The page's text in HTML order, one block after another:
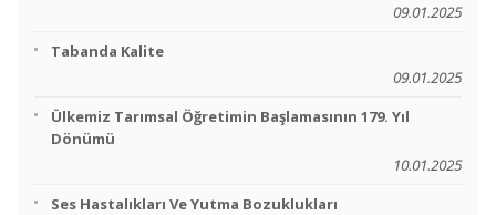
09.01.2025
Tabanda Kalite
09.01.2025
Ülkemiz Tarımsal Öğretimin Başlamasının 179. Yıl
Dönümü
10.01.2025
Ses Hastalıkları Ve Yutma Bozuklukları